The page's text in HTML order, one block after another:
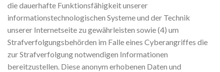
die dauerhafte Funktionsfähigkeit unserer
informationstechnologischen Systeme und der Technik
unserer Internetseite zu gewährleisten sowie (4) um
Strafverfolgungsbehörden im Falle eines Cyberangriffes die
zur Strafverfolgung notwendigen Informationen
bereitzustellen. Diese anonym erhobenen Daten und